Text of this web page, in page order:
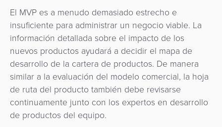
El MVP es a menudo demasiado estrecho e
insuficiente para administrar un negocio viable. La
información detallada sobre el impacto de los
nuevos productos ayudará a decidir el mapa de
desarrollo de la cartera de productos. De manera
similar a la evaluación del modelo comercial, la hoja
de ruta del producto también debe revisarse
continuamente junto con los expertos en desarrollo
de productos del equipo.